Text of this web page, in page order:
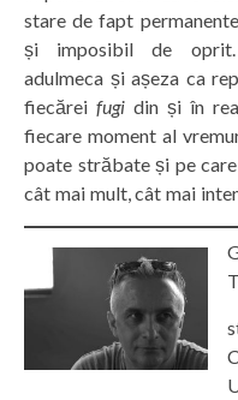
stare de fapt
și imposibil de
adulmeca și așeza ca
fiecărei fugi din și în
fiecare moment al
poate străbate și pe
cât mai mult, cât mai